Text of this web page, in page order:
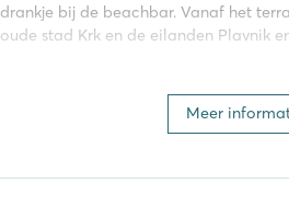
drankje bij de beachbar. Vanaf het
oude stad Krk en de eilanden Plavnik
Camping Krk beschikt over alle
Meer